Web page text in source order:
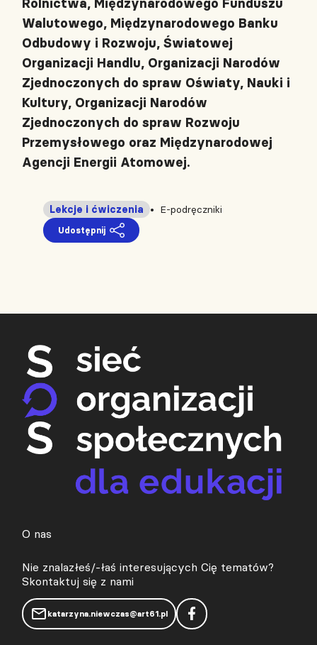
Rolnictwa, Międzynarodowego Funduszu
Walutowego, Międzynarodowego Banku
Odbudowy i Rozwoju, Światowej
Organizacji Handlu, Organizacji Narodów
Zjednoczonych do spraw Oświaty, Nauki i
Kultury, Organizacji Narodów
Zjednoczonych do spraw Rozwoju
Przemysłowego oraz Międzynarodowej
Agencji Energii Atomowej.
E-podręczniki
Lekcje i ćwiczenia
Udostępnij
O nas
Nie znalazłeś/-łaś interesujących Cię tematów?
Skontaktuj się z nami
katarzyna.niewczas@art61.pl